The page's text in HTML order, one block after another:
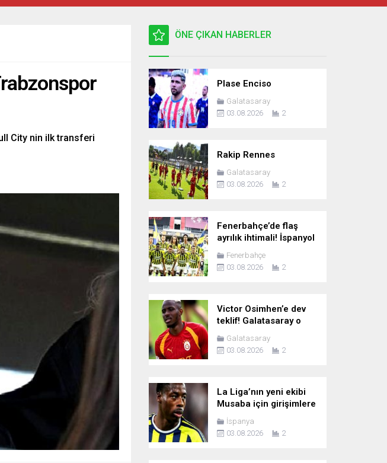
City nin ilk transferi
ÖNE ÇIKAN HABERLER
Plase Enciso
Galatasaray
03.08.2026
2
Rakip Rennes
Galatasaray
03.08.2026
2
Fenerbahçe’de flaş
ayrılık ihtimali! İspanyol
ekibi talip oldu
Fenerbahçe
03.08.2026
2
Victor Osimhen’e dev
teklif! Galatasaray o
rakamı istiyor
Galatasaray
03.08.2026
2
La Liga’nın yeni ekibi
Musaba için girişimlere
başladı
İspanya
03.08.2026
2